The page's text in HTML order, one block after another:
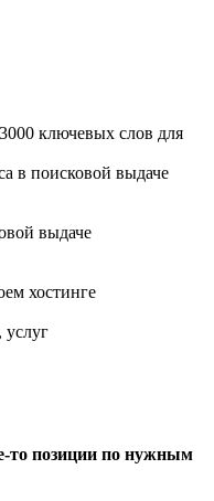
ключевых слов для
в поисковой выдаче
выдаче
хостинге
услуг
то позиции по нужным